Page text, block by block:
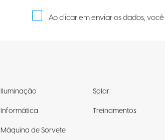
Ao clicar em enviar os dados,
Iluminação
Informática
Máquina de Sorvete
Solar
Treinamentos